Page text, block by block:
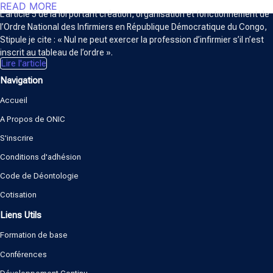
READ MORE
L’article 5 de la loi portant création, organisation et fonctionnement de
l’Ordre National des Infirmiers en République Démocratique du Congo,
Stipule je cite : « Nul ne peut exercer la profession d’infirmier s’il n’est
inscrit au tableau de l’ordre ».
Lire l'article
Navigation
Accueil
A Propos de ONIC
S'inscrire
Conditions d'adhésion
Code de Déontologie
Cotisation
Liens Utils
Formation de base
Conférences